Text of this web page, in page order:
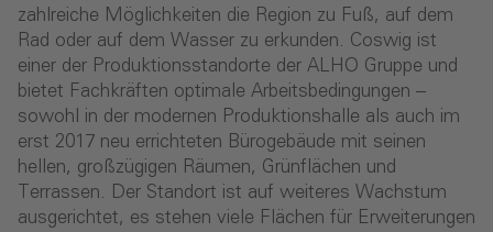
zahlreiche Möglichkeiten die Region zu Fuß, auf dem
Rad oder auf dem Wasser zu erkunden. Coswig ist
einer der Produktionsstandorte der ALHO Gruppe und
bietet Fachkräften optimale Arbeitsbedingungen –
sowohl in der modernen Produktionshalle als auch im
erst 2017 neu errichteten Bürogebäude mit seinen
hellen, großzügigen Räumen, Grünflächen und
Terrassen. Der Standort ist auf weiteres Wachstum
ausgerichtet, es stehen viele Flächen für Erweiterungen